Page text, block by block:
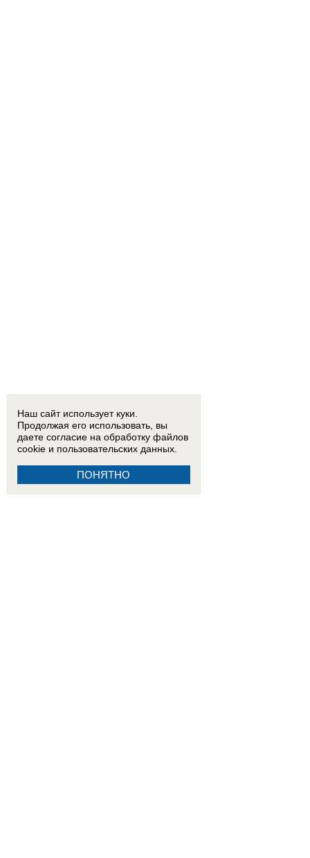
Наш сайт использует куки.
Продолжая его использовать, вы
даете согласие на обработку файлов
cookie и пользовательских данных.
ПОНЯТНО